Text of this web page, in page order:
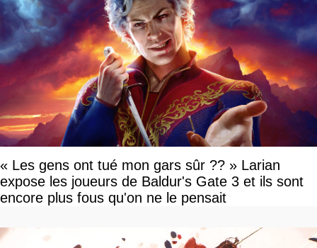
« Les gens ont tué mon gars sûr ?? » Larian
expose les joueurs de Baldur's Gate 3 et ils sont
encore plus fous qu'on ne le pensait